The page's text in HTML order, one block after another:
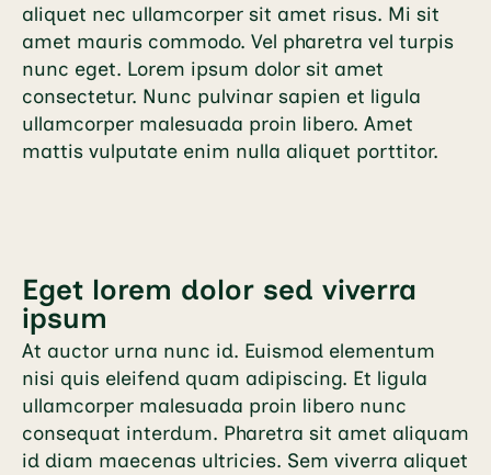
aliquet nec ullamcorper sit amet risus. Mi sit
amet mauris commodo. Vel pharetra vel turpis
nunc eget. Lorem ipsum dolor sit amet
consectetur. Nunc pulvinar sapien et ligula
ullamcorper malesuada proin libero. Amet
mattis vulputate enim nulla aliquet porttitor.
Eget lorem dolor sed viverra
ipsum
At auctor urna nunc id. Euismod elementum
nisi quis eleifend quam adipiscing. Et ligula
ullamcorper malesuada proin libero nunc
consequat interdum. Pharetra sit amet aliquam
id diam maecenas ultricies. Sem viverra aliquet